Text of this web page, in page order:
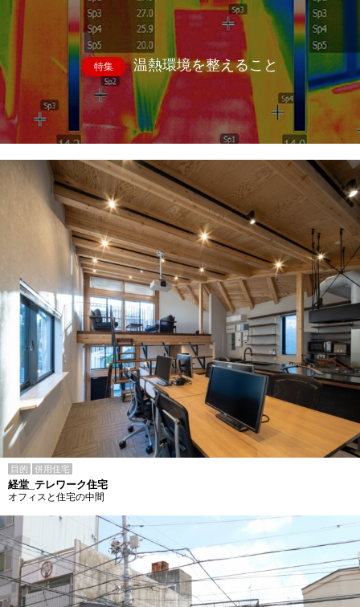
特集 温熱環境を整えること
目的 併用住宅
経堂_テレワーク住宅
オフィスと住宅の中間